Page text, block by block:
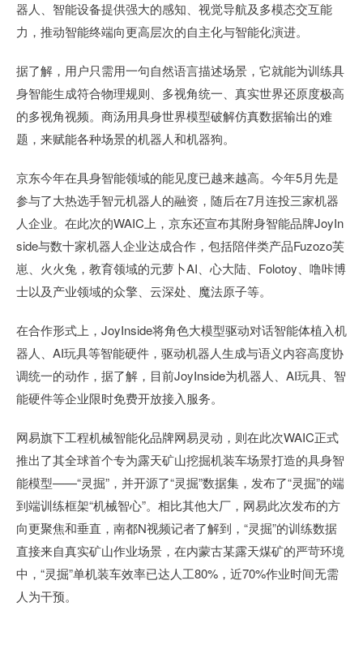
器人、智能设备提供强大的感知、视觉导航及多模态交互能
力，推动智能终端向更高层次的自主化与智能化演进。
据了解，用户只需用一句自然语言描述场景，它就能为训练具
身智能生成符合物理规则、多视角统一、真实世界还原度极高
的多视角视频。商汤用具身世界模型破解仿真数据输出的难
题，来赋能各种场景的机器人和机器狗。
京东今年在具身智能领域的能见度已越来越高。今年5月先是
参与了大热选手智元机器人的融资，随后在7月连投三家机器
人企业。在此次的WAIC上，京东还宣布其附身智能品牌JoyIn
side与数十家机器人企业达成合作，包括陪伴类产品Fuzozo芙
崽、火火兔，教育领域的元萝卜AI、心大陆、Folotoy、噜咔博
士以及产业领域的众擎、云深处、魔法原子等。
在合作形式上，JoyInside将角色大模型驱动对话智能体植入机
器人、AI玩具等智能硬件，驱动机器人生成与语义内容高度协
调统一的动作，据了解，目前JoyInside为机器人、AI玩具、智
能硬件等企业限时免费开放接入服务。
网易旗下工程机械智能化品牌网易灵动，则在此次WAIC正式
推出了其全球首个专为露天矿山挖掘机装车场景打造的具身智
能模型——“灵掘”，并开源了“灵掘”数据集，发布了“灵掘”的端
到端训练框架“机械智心”。相比其他大厂，网易此次发布的方
向更聚焦和垂直，南都N视频记者了解到，“灵掘”的训练数据
直接来自真实矿山作业场景，在内蒙古某露天煤矿的严苛环境
中，“灵掘”单机装车效率已达人工80%，近70%作业时间无需
人为干预。